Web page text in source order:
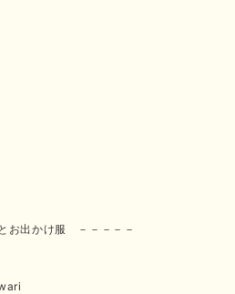
お出かけ服 －－－－－